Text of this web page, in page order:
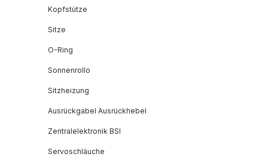
Kopfstütze
Sitze
O-Ring
Sonnenrollo
Sitzheizung
Ausrückgabel Ausrückhebel
Zentralelektronik BSI
Servoschläuche